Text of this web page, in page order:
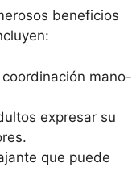
beneficios
mano-
expresar su
que puede